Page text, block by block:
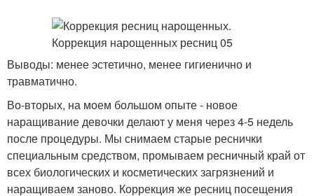
Выводы: менее эстетично, менее гигиенично и
травматично.
Во-вторых, на моем большом опыте - новое
наращивание девочки делают у меня через 4-5 недель
после процедуры. Мы снимаем старые реснички
специальным средством, промываем ресничный край от
всех биологических и косметических загрязнений и
наращиваем заново. Коррекция же ресниц посещения